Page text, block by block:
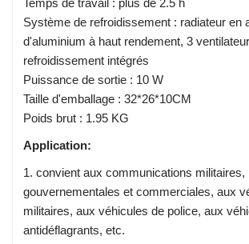
Système de refroidissement : radiateur en
d'aluminium à haut rendement, 3
refroidissement intégrés
Puissance de sortie : 10 W
Taille d'emballage : 32*26*10CM
Poids brut : 1.95 KG
Application:
1. convient aux communications militaires,
gouvernementales et commerciales, aux
militaires, aux véhicules de police, aux
antidéflagrants, etc.